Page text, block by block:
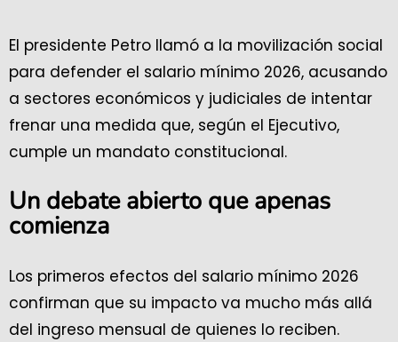
El presidente Petro llamó a la movilización social
para defender el salario mínimo 2026, acusando
a sectores económicos y judiciales de intentar
frenar una medida que, según el Ejecutivo,
cumple un mandato constitucional.
Un debate abierto que apenas
comienza
Los primeros efectos del salario mínimo 2026
confirman que su impacto va mucho más allá
del ingreso mensual de quienes lo reciben.